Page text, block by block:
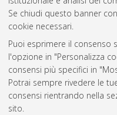
Se chiudi questo banner
cookie necessari.
Puoi esprimere il consenso
l'opzione in "Personalizza
consensi più specifici in
Potrai sempre rivedere le
consensi rientrando nella
sito.
Atom
Rss 1.0
Rss 2.0